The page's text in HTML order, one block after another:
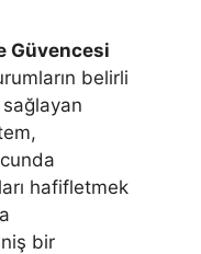
Güvencesi
belirli
sağlayan
hafifletmek
bir